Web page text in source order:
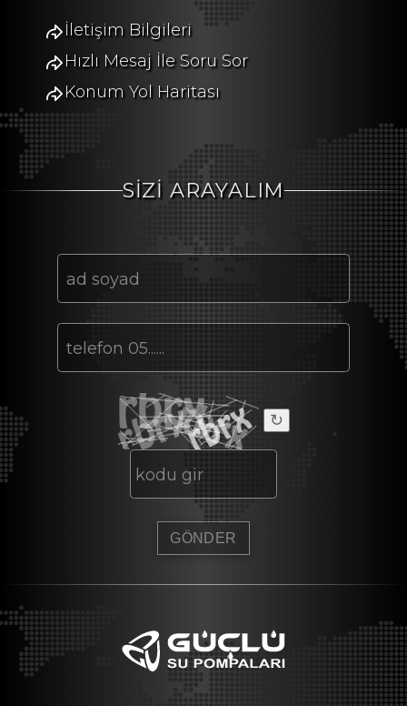
İletişim Bilgileri
Hızlı Mesaj İle Soru Sor
Konum Yol Haritası
SİZİ ARAYALIM
↻